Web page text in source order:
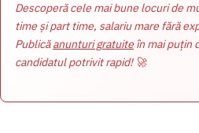
Descoperă cele mai bune locuri de
time și part time, salariu mare fără
Publicăanunturi gratuite în mai puțin
candidatul potrivit rapid! 🚀